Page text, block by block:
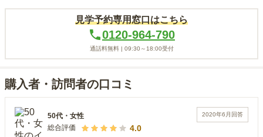
見学予約専用窓口はこちら
0120-964-790
通話料無料 | 09:30～18:00受付
購入者・訪問者の口コミ
2020年6月 回答
50代 ・ 女性
総合評価
4.0